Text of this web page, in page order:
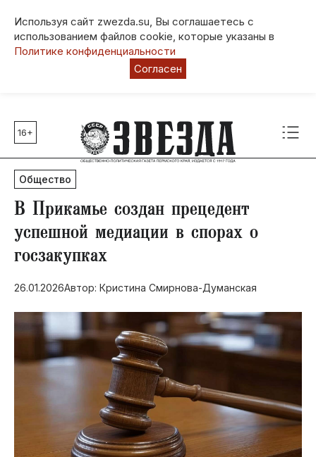
Используя сайт zwezda.su, Вы соглашаетесь с
использованием файлов cookie, которые указаны в
Политике конфиденциальности
Согласен
Главные темы
80 лет Победы
Молодежная столица РФ
СВО
Выборы в Пермском крае
Социальная поддержка
Инфраструктура
Благоустройство
16+
Общество
В Прикамье создан прецедент
успешной медиации в спорах о
госзакупках
26.01.2026Автор: Кристина Смирнова-Думанская